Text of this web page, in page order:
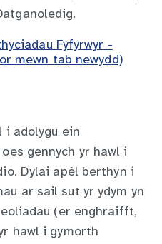
Fyfyrwyr -
mewn tab newydd)
i adolygu ein
gennych yr hawl i
Dylai apêl berthyn i
ar sail sut yr ydym yn
(er enghraifft,
hawl i gymorth